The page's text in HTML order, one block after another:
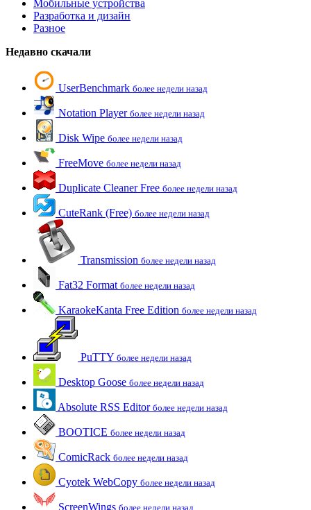
Мобильные устройства
Разработка и дизайн
Разное
Недавно скачали
UserBenchmark более недели назад
Notation Player более недели назад
Disk Wipe более недели назад
FreeMove более недели назад
Duplicate Cleaner Free более недели назад
CuteRank (Free) более недели назад
Transmission более недели назад
Fat32 Format более недели назад
KaraokeKanta Free Edition более недели назад
PuTTY более недели назад
Desktop Goose более недели назад
Absolute RSS Editor более недели назад
BOOTICE более недели назад
ComicRack более недели назад
Cyotek WebCopy более недели назад
ScreenWings более недели назад